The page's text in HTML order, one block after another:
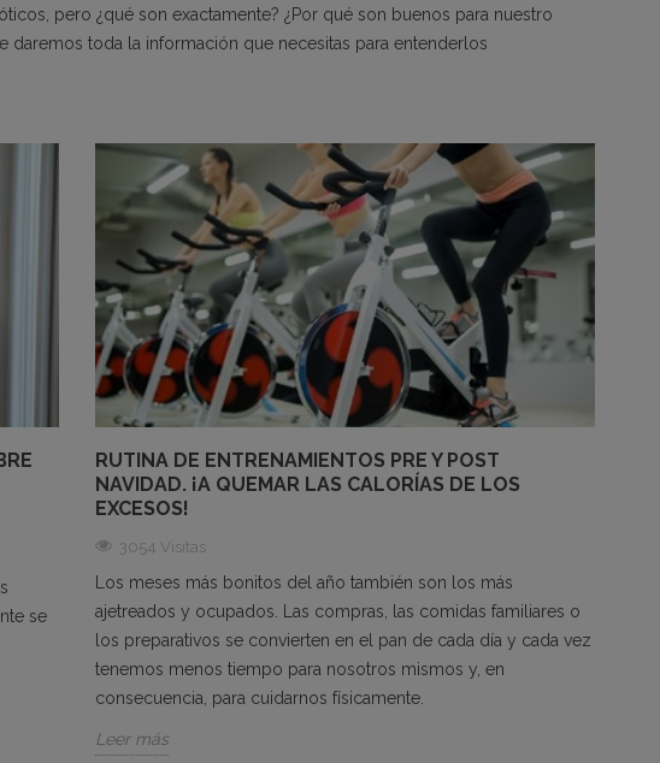
pero ¿qué son exactamente? ¿Por qué son buenos para nuestro
toda la información que necesitas para entenderlos
se
RUTINA DE ENTRENAMIENTOS PRE Y POST
NAVIDAD. ¡A QUEMAR LAS CALORÍAS DE LOS
EXCESOS!
3054 Visitas
Los meses más bonitos del año también son los más
ajetreados y ocupados. Las compras, las comidas familiares o
los preparativos se convierten en el pan de cada día y cada vez
tenemos menos tiempo para nosotros mismos y, en
consecuencia, para cuidarnos físicamente.
Leer más